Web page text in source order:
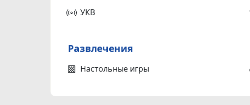
УКВ
Развлечения
Настольные игры